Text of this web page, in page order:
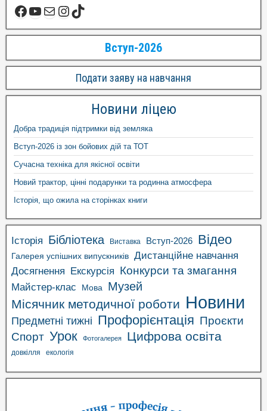
Вступ-2026
Подати заяву на навчання
Новини ліцею
Добра традиція підтримки від земляка
Вступ-2026 із зон бойових дій та ТОТ
Сучасна техніка для якісної освіти
Новий трактор, цінні подарунки та родинна атмосфера
Історія, що ожила на сторінках книги
Історія Бібліотека Виставка Вступ-2026 Відео
Галерея успішних випускників Дистанційне навчання
Досягнення Екскурсія Конкурси та змагання
Майстер-клас Мова Музей
Місячник методичної роботи Новини
Предметні тижні Профорієнтація Проєкти
Спорт Урок Фотогалерея Цифрова освіта
довкілля екологія